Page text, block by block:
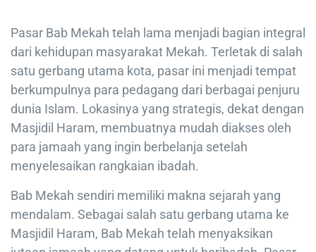
Pasar Bab Mekah telah lama menjadi bagian integral
dari kehidupan masyarakat Mekah. Terletak di salah
satu gerbang utama kota, pasar ini menjadi tempat
berkumpulnya para pedagang dari berbagai penjuru
dunia Islam. Lokasinya yang strategis, dekat dengan
Masjidil Haram, membuatnya mudah diakses oleh
para jamaah yang ingin berbelanja setelah
menyelesaikan rangkaian ibadah.
Bab Mekah sendiri memiliki makna sejarah yang
mendalam. Sebagai salah satu gerbang utama ke
Masjidil Haram, Bab Mekah telah menyaksikan